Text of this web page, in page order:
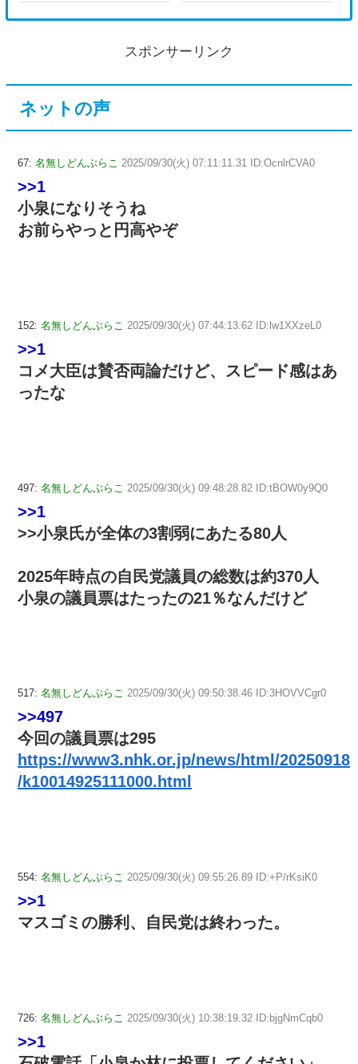
スポンサーリンク
ネットの声
67: 名無しどんぶらこ 2025/09/30(火) 07:11:11.31 ID:OcnlrCVA0
>>1
小泉になりそうね
お前らやっと円高やぞ
152: 名無しどんぶらこ 2025/09/30(火) 07:44:13.62 ID:lw1XXzeL0
>>1
コメ大臣は賛否両論だけど、スピード感はあ
ったな
497: 名無しどんぶらこ 2025/09/30(火) 09:48:28.82 ID:tBOW0y9Q0
>>1
>>小泉氏が全体の3割弱にあたる80人
2025年時点の自民党議員の総数は約370人
小泉の議員票はたったの21％なんだけど
517: 名無しどんぶらこ 2025/09/30(火) 09:50:38.46 ID:3HOVVCgr0
>>497
今回の議員票は295
https://www3.nhk.or.jp/news/html/20250918
/k10014925111000.html
554: 名無しどんぶらこ 2025/09/30(火) 09:55:26.89 ID:+P/rKsiK0
>>1
マスゴミの勝利、自民党は終わった。
726: 名無しどんぶらこ 2025/09/30(火) 10:38:19.32 ID:bjgNmCqb0
>>1